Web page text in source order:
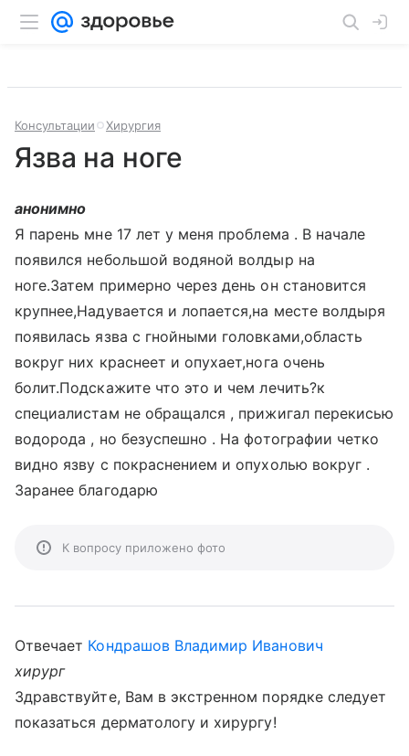
Консультации Хирургия
Язва на ноге
анонимно
Я парень мне 17 лет у меня проблема . В начале
появился небольшой водяной волдыр на
ноге.Затем примерно через день он становится
крупнее,Надувается и лопается,на месте волдыря
появилась язва с гнойными головками,область
вокруг них краснеет и опухает,нога очень
болит.Подскажите что это и чем лечить?к
специалистам не обращался , прижигал перекисью
водорода , но безуспешно . На фотографии четко
видно язву с покраснением и опухолью вокруг .
Заранее благодарю
К вопросу приложено фото
Отвечает Кондрашов Владимир Иванович
хирург
Здравствуйте, Вам в экстренном порядке следует
показаться дерматологу и хирургу!